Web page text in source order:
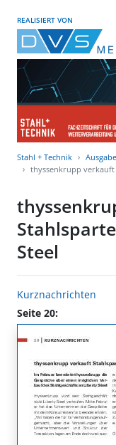
REALISIERT VON
Stahl + Technik
thyssenkrupp verkauft
Steel
Kurznachrichten
Seite 20: